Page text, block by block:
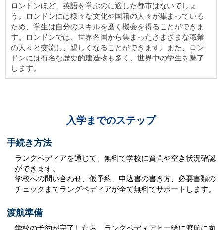
ロンドンほど、英語を学ぶのに適した都市はないでしょ
う。ロンドンには様々な文化や国籍の人々が集まっている
ため、学生は自分のスキルを磨く機会を得ることができま
す。ロンドンでは、世界各国から集まったさまざまな職業
の人々と交流し、親しくなることができます。また、ロン
ドンには有名な歴史的建造物も多く、世界中の学生を魅了
します。
入学までのステップ
手続き方法
ラングペディアを通じて、無料で学校に質問や空き状況確認
ができます。
学校への問い合わせ、仮予約、申込書の書き方、必要書類の
チェックまでラングペディアが全て無料でサポートします。
渡航準備
学校の予約が完了したら、ラングペディアと一緒に渡航に向